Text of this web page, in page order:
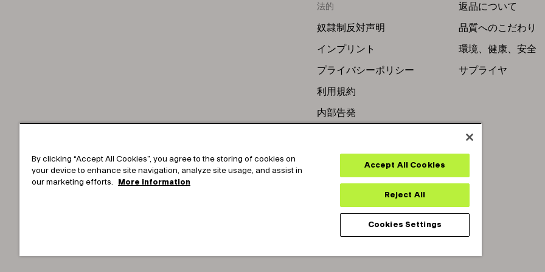
法的
奴隷制反対声明
インプリント
プライバシーポリシー
利用規約
内部告発
返品について
品質へのこだわり
環境、健康、安全
サプライヤ
Copyright © 2025-2026 Tark Thermal Solutions. All rights reserved.
By clicking “Accept All Cookies”, you agree to the storing of cookies on
your device to enhance site navigation, analyze site usage, and assist in
our marketing efforts.
More information
Accept All Cookies
Reject All
Cookies Settings